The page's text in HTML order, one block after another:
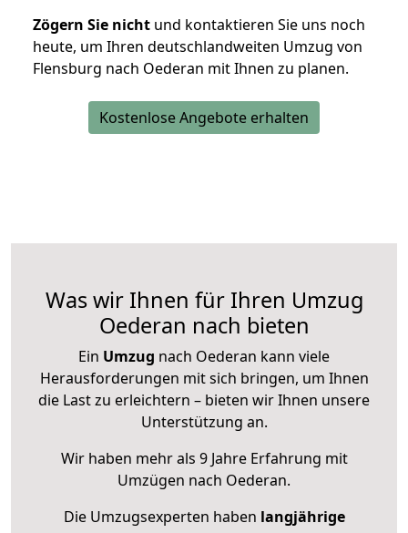
Zögern Sie nicht und kontaktieren Sie uns noch
heute, um Ihren deutschlandweiten Umzug von
Flensburg nach Oederan mit Ihnen zu planen.
Kostenlose Angebote erhalten
Was wir Ihnen für Ihren Umzug
Oederan nach bieten
Ein Umzug nach Oederan kann viele
Herausforderungen mit sich bringen, um Ihnen
die Last zu erleichtern – bieten wir Ihnen unsere
Unterstützung an.
Wir haben mehr als 9 Jahre Erfahrung mit
Umzügen nach Oederan.
Die Umzugsexperten haben langjährige